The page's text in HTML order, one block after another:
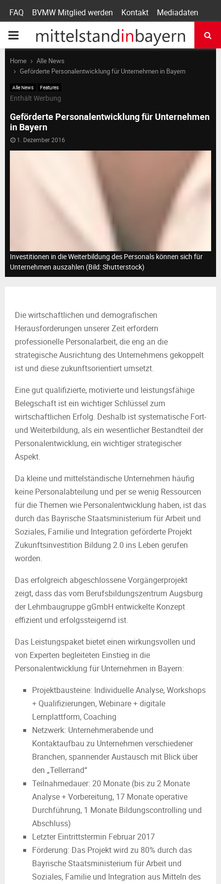
FAQ BVMW Mitglied werden Kontakt Mediadaten
P
R
M
A
E
N
Home
Alle News
Geförderte Personalentwicklung für Unternehmen in Bayern
Alle News Features
Enthält Werbung
Geförderte Personalentwicklung für Unternehmen
in Bayern
1. Dezember 2016
Investitionen in die Weiterbildung des Personals können sich für
Unternehmen auszahlen (Bild: Shutterstock)
Die wirtschaftlichen und demografischen
Herausforderungen unserer Zeit erfordern
professionelle Personalarbeit, die eng an die
strategische Ausrichtung des Unternehmens gekoppelt
ist und diese zukunftsorientiert umsetzt.
Eine gut qualifizierte, motivierte und leistungsfähige
Belegschaft ist ein wichtiger Schlüssel zum
wirtschaftlichen Erfolg. Deshalb ist systematische Fort-
und Weiterbildung, als ein wesentlicher Bestandteil der
Personalentwicklung, ein wichtiger strategischer
Aspekt.
Da kleine und mittelständische Unternehmen häufig
keine Personalabteilung und per se wenig Ressourcen
für die Themen wie Personalentwicklung haben, ist das
durch das Bayrische Staatsministerium für Arbeit und
Soziales, Familie und Integration geförderte Projekt
Zukunftsinvestition Bildung 2.0 ins Leben gerufen
worden.
Das erfolgreich abgeschlossene Vorgängerprojekt
zeigt, dass das vom Berufsbildungszentrum Augsburg
der Lehmbaugruppe gGmbH entwickelte Konzept
effizient und erfolgssteigernd ist.
Das Leistungspaket bietet einen wirkungsvollen und
von Experten begleiteten Einstieg in die
Personalentwicklung für Unternehmen in Bayern:
Projektbausteine: Individuelle Analyse, Workshops
+ Qualifizierungen, Webinare + digitale
Lernplattform, Coaching
Netzwerk: Unternehmerabende und
Kontaktaufbau zu Unternehmen verschiedener
Branchen, spannender Austausch mit Blick über
den „Tellerrand“
Teilnahmedauer: 20 Monate (bis zu 2 Monate
Analyse + Vorbereitung, 17 Monate operative
Durchführung, 1 Monate Bildungscontrolling und
Abschluss)
Letzter Eintrittstermin Februar 2017
Förderung: Das Projekt wird zu 80% durch das
Bayrische Staatsministerium für Arbeit und
Soziales, Familie und Integration aus Mitteln des